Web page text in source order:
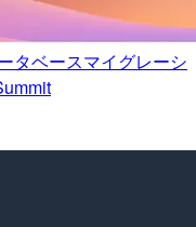
タベースマイグレーシ